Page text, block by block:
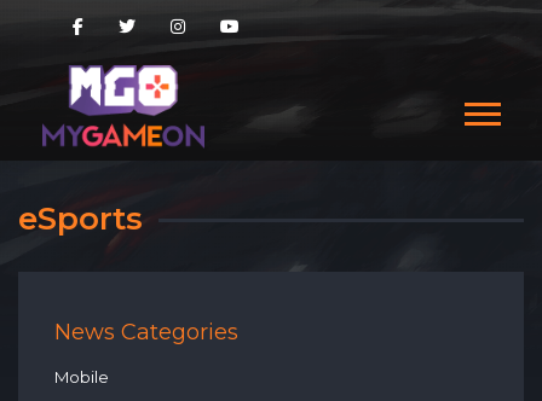
eSports
News Categories
Mobile